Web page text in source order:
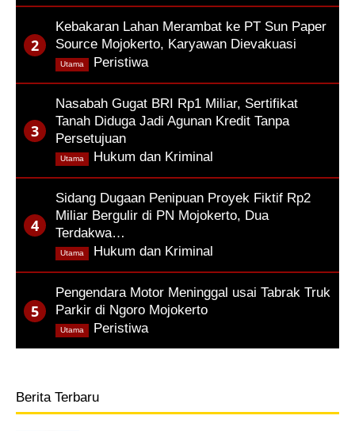
Kebakaran Lahan Merambat ke PT Sun Paper
Source Mojokerto, Karyawan Dievakuasi
Peristiwa,
Utama
Nasabah Gugat BRI Rp1 Miliar, Sertifikat
Tanah Diduga Jadi Agunan Kredit Tanpa
Persetujuan
Hukum dan Kriminal
Utama
Sidang Dugaan Penipuan Proyek Fiktif Rp2
Miliar Bergulir di PN Mojokerto, Dua
Terdakwa…
Hukum dan Kriminal
Utama
Pengendara Motor Meninggal usai Tabrak Truk
Parkir di Ngoro Mojokerto
Peristiwa,
Utama
Berita Terbaru